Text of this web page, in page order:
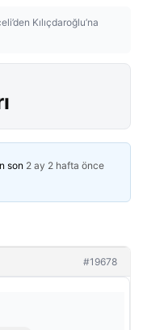
Kılıçdaroğlu’na
son 2 ay 2 hafta önce
#19678